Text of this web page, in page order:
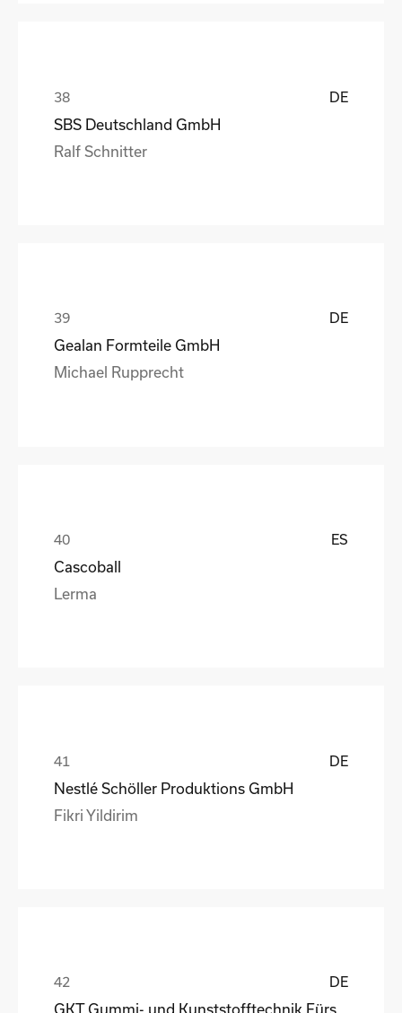
DE
SBS Deutschland GmbH
Ralf Schnitter
DE
Gealan Formteile GmbH
Michael Rupprecht
ES
Cascoball
Lerma
DE
Nestlé Schöller Produktions GmbH
Fikri Yildirim
DE